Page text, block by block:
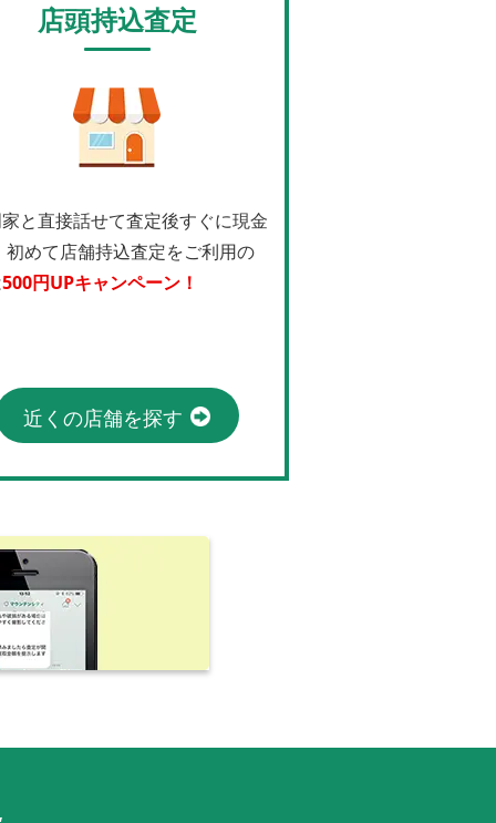
店頭持込査定
と直接話せて査定後すぐに現金
初めて店舗持込査定をご利用の
500円UPキャンペーン！
近くの店舗を探す